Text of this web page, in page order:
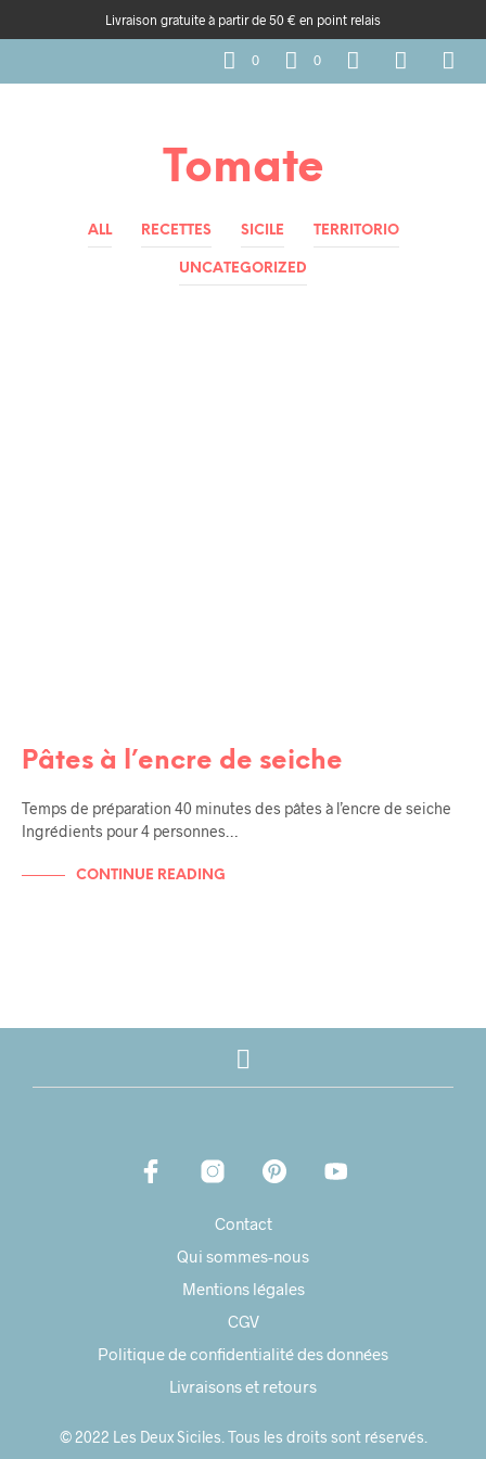
Livraison gratuite à partir de 50 € en point relais
0 0
Tomate
ALL RECETTES SICILE TERRITORIO
UNCATEGORIZED
Pâtes à l’encre de seiche
Temps de préparation 40 minutes des pâtes à l’encre de seiche
Ingrédients pour 4 personnes…
CONTINUE READING
Contact
Qui sommes-nous
Mentions légales
CGV
Politique de confidentialité des données
Livraisons et retours
© 2022 Les Deux Siciles. Tous les droits sont réservés.